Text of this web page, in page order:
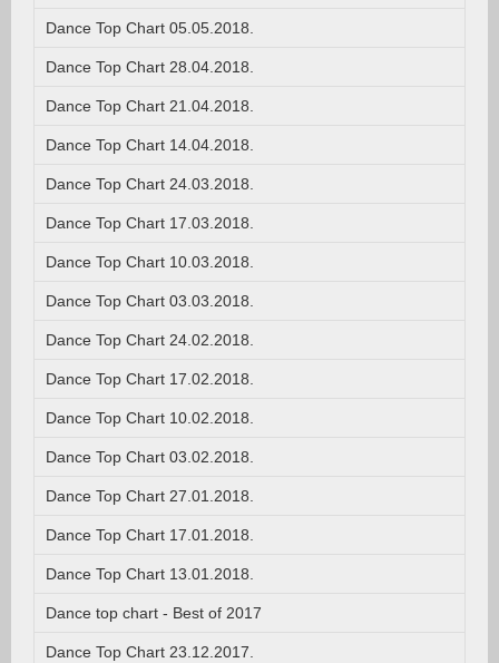
Dance Top Chart 05.05.2018.
Dance Top Chart 28.04.2018.
Dance Top Chart 21.04.2018.
Dance Top Chart 14.04.2018.
Dance Top Chart 24.03.2018.
Dance Top Chart 17.03.2018.
Dance Top Chart 10.03.2018.
Dance Top Chart 03.03.2018.
Dance Top Chart 24.02.2018.
Dance Top Chart 17.02.2018.
Dance Top Chart 10.02.2018.
Dance Top Chart 03.02.2018.
Dance Top Chart 27.01.2018.
Dance Top Chart 17.01.2018.
Dance Top Chart 13.01.2018.
Dance top chart - Best of 2017
Dance Top Chart 23.12.2017.